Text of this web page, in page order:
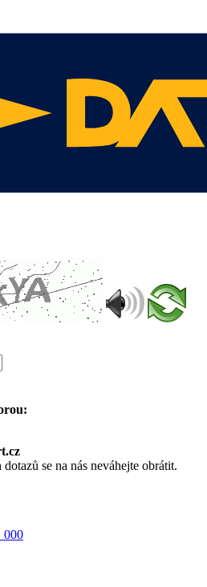
se na nás neváhejte obrátit.
000